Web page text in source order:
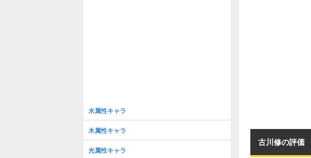
古川修の評価
水属性キャラ
木属性キャラ
光属性キャラ